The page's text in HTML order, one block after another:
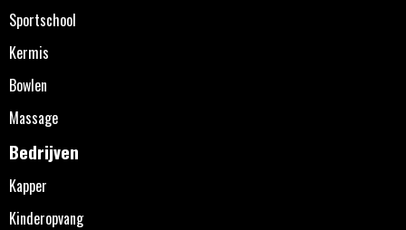
Sportschool
Kermis
Bowlen
Massage
Bedrijven
Kapper
Kinderopvang